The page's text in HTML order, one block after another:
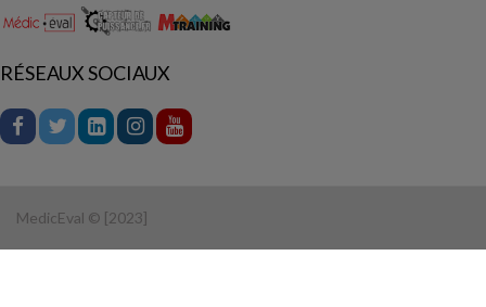
RÉSEAUX SOCIAUX
MedicEval © [2023]